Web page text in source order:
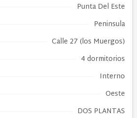
Punta Del Este
Peninsula
Calle 27 (los Muergos)
4 dormitorios
Interno
Oeste
DOS PLANTAS